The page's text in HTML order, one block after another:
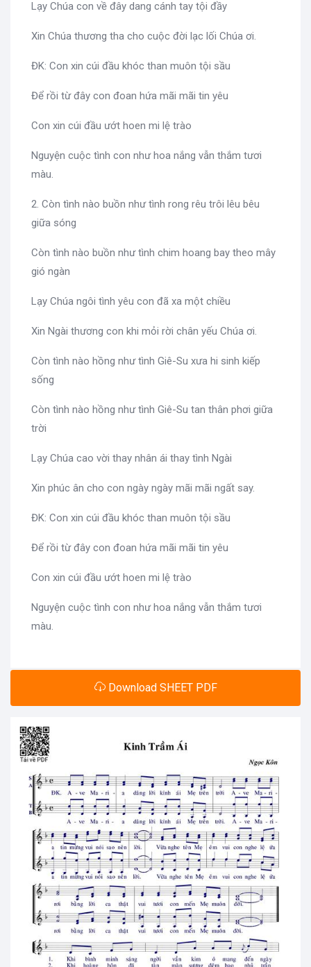
Lạy Chúa con về đây dang cánh tay tội đầy
Xin Chúa thương tha cho cuộc đời lạc lối Chúa ơi.
ĐK: Con xin cúi đầu khóc than muôn tội sầu
Để rồi từ đây con đoan hứa mãi mãi tin yêu
Con xin cúi đầu ướt hoen mi lệ trào
Nguyện cuộc tình con như hoa nắng vẫn thắm tươi
màu.
2. Còn tình nào buồn như tình rong rêu trôi lêu bêu
giữa sóng
Còn tình nào buồn như tình chim hoang bay theo mây
gió ngàn
Lạy Chúa ngôi tình yêu con đã xa một chiều
Xin Ngài thương con khi mỏi rời chân yếu Chúa ơi.
Còn tình nào hồng như tình Giê-Su xưa hi sinh kiếp
sống
Còn tình nào hồng như tình Giê-Su tan thân phơi giữa
trời
Lạy Chúa cao vời thay nhân ái thay tình Ngài
Xin phúc ân cho con ngày ngày mãi mãi ngất say.
ĐK: Con xin cúi đầu khóc than muôn tội sầu
Để rồi từ đây con đoan hứa mãi mãi tin yêu
Con xin cúi đầu ướt hoen mi lệ trào
Nguyện cuộc tình con như hoa nắng vẫn thắm tươi
màu.
Download SHEET PDF